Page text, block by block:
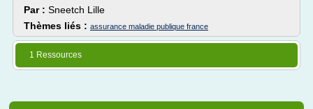
Par : Sneetch Lille
Thèmes liés : assurance maladie publique france
1 Ressources